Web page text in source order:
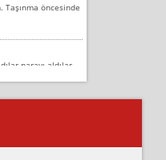
Taşınma öncesinde
parayı aldılar.
renkli bantı